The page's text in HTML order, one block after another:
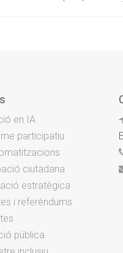
en IA
participatiu
ciutadana
estratègica
i referèndums
pública